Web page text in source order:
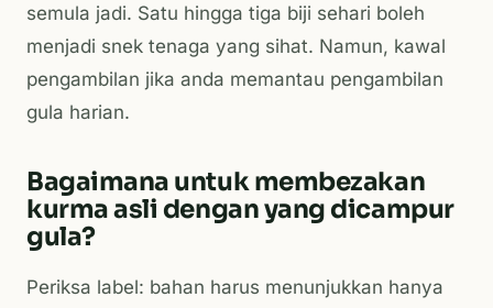
semula jadi. Satu hingga tiga biji sehari boleh
menjadi snek tenaga yang sihat. Namun, kawal
pengambilan jika anda memantau pengambilan
gula harian.
Bagaimana untuk membezakan
kurma asli dengan yang dicampur
gula?
Periksa label: bahan harus menunjukkan hanya